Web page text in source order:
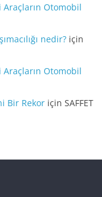
Otomobil
nedir? için
Otomobil
Bir Rekor içinSAFFET